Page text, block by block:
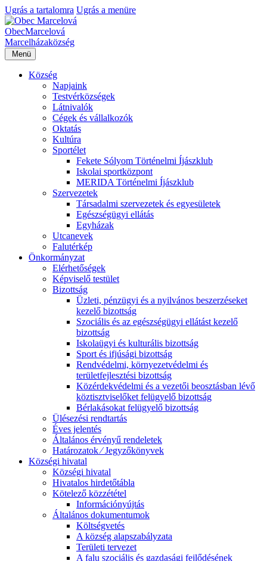
Ugrás a tartalomra Ugrás a menüre
ObecMarcelová
Marcelházaközség
Menü
Község
Napjaink
Testvérközségek
Látnivalók
Cégek és vállalkozók
Oktatás
Kultúra
Sportélet
Fekete Sólyom Történelmi Íjászklub
Iskolai sportközpont
MERIDA Történelmi Íjászklub
Szervezetek
Társadalmi szervezetek és egyesületek
Egészségügyi ellátás
Egyházak
Utcanevek
Falutérkép
Önkormányzat
Elérhetőségek
Képviselő testület
Bizottság
Üzleti, pénzügyi és a nyilvános beszerzéseket
kezelő bizottság
Szociális és az egészségügyi ellátást kezelő
bizottság
Iskolaügyi és kulturális bizottság
Sport és ifjúsági bizottság
Rendvédelmi, környezetvédelmi és
területfejlesztési bizottság
Közérdekvédelmi és a vezetői beosztásban lévő
köztisztviselőket felügyelő bizottság
Bérlakásokat felügyelő bizottság
Ülésezési rendtartás
Éves jelentés
Általános érvényű rendeletek
Határozatok ⁄ Jegyzőkönyvek
Községi hivatal
Községi hivatal
Hivatalos hirdetőtábla
Kötelező közzététel
Információnyújtás
Általános dokumentumok
Költségvetés
A község alapszabályzata
Területi tervezet
A falu szociális és gazdasági fejlődésének